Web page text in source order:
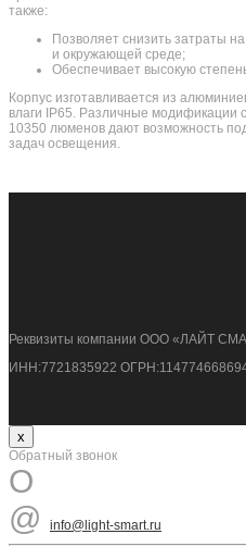
также:
Позволяет снизить затраты
и окружающей среде;
Обеспечивает высокую
Корпус изготавливается из
влаги IP65. Различные модификации
10350 люменов дают возможность
задач освещения.
Реквизиты компании ООО «ЛАЙТ
ИНН:7721835922
x
Обратный звонок
O
@
info@light-smart.ru